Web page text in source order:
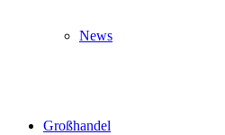
News
Großhandel